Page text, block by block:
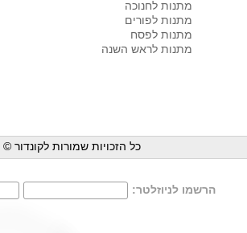
מתנות לחנוכה
מתנות לפורים
מתנות לפסח
מתנות לראש השנה
כל הזכויות שמורות לקונדור ©
הרשמו לניוזלטר: